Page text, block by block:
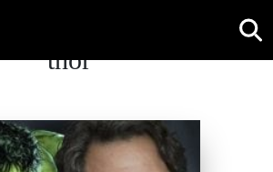
thor